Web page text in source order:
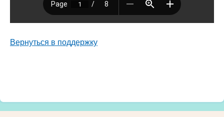
Вернуться в поддержку